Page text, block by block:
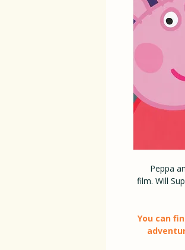
Peppa
film. Will
You can